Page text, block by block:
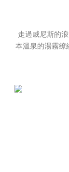
走過威尼斯的
本溫泉的湯霧